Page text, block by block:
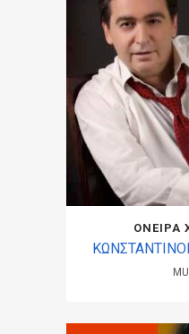
ΟΝΕΙΡΑ